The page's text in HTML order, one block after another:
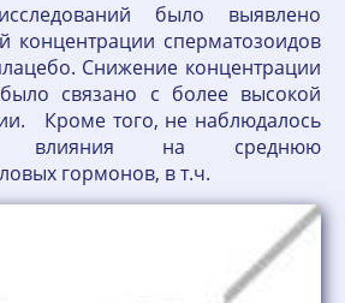
было выявлено
концентрации сперматозоидов
Снижение концентрации
связано с более высокой
Кроме того, не наблюдалось
влияния на среднюю
гормонов, в т.ч.